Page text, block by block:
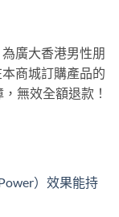
廣大香港男性朋
商城訂購產品的
無效全額退款！
）效果能持